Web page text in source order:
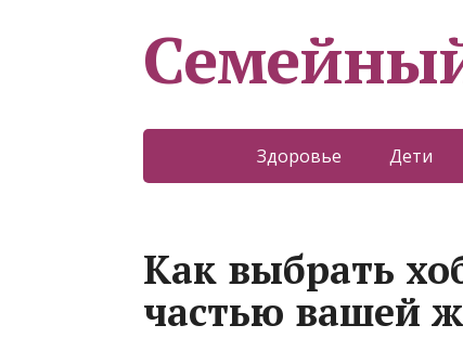
Здоровье Дети
Как выбрать
частью вашей